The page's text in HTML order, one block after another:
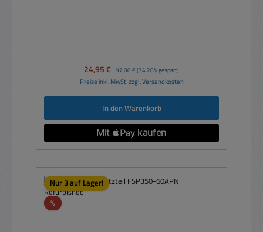
Verkaufspreis:
24,95 € Regulärer Preis:
97,00 € (74.28% gespart)
Preise inkl. MwSt. zzgl. Versandkosten
In den Warenkorb
Nur 3 auf Lager!
%Rabatt